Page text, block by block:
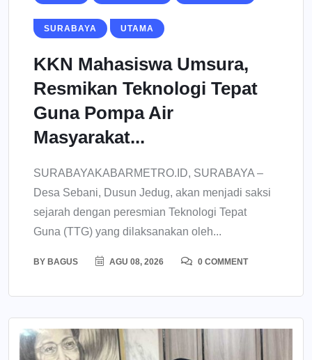
SURABAYA UTAMA
KKN Mahasiswa Umsura,
Resmikan Teknologi Tepat
Guna Pompa Air
Masyarakat...
SURABAYAKABARMETRO.ID, SURABAYA –
Desa Sebani, Dusun Jedug, akan menjadi saksi
sejarah dengan peresmian Teknologi Tepat
Guna (TTG) yang dilaksanakan oleh...
BY BAGUS AGU 08, 2026 0 COMMENT